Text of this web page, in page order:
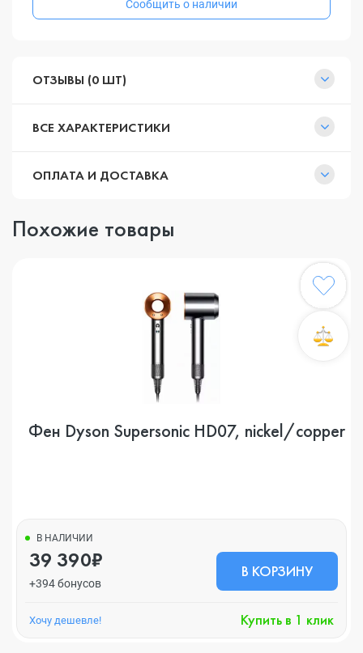
Сообщить о наличии
ОТЗЫВЫ (0 ШТ)
ВСЕ ХАРАКТЕРИСТИКИ
ОПЛАТА И ДОСТАВКА
Похожие товары
Фен Dyson Supersonic HD07, nickel/copper
В НАЛИЧИИ
39 390₽
+394 бонусов
В КОРЗИНУ
Хочу дешевле! Купить в 1 клик